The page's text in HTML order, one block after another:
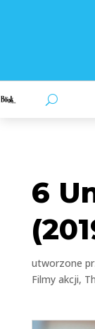
6
utworzone
Filmy akcji,